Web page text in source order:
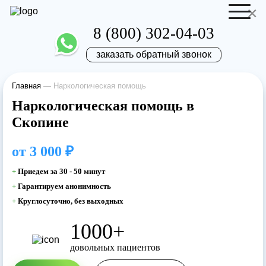
8 (800) 302-04-03
заказать обратный звонок
Главная — Наркологическая помощь
Наркологическая помощь в
Скопине
от 3 000 ₽
+ Приедем за 30 - 50 минут
+ Гарантируем анонимность
+ Круглосуточно, без выходных
1000+
довольных пациентов
Запись на приём
Ваше имя
Ваш телефон
Ваша заявка
отправлена
Наш врач свяжется с вами в самое
ближайшее время!
Отправить резюме
Ваше имя
Ваш телефон
×